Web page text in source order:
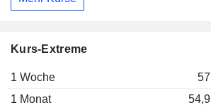
Kurs-Extreme
1 Woche 57
1 Monat
54,9